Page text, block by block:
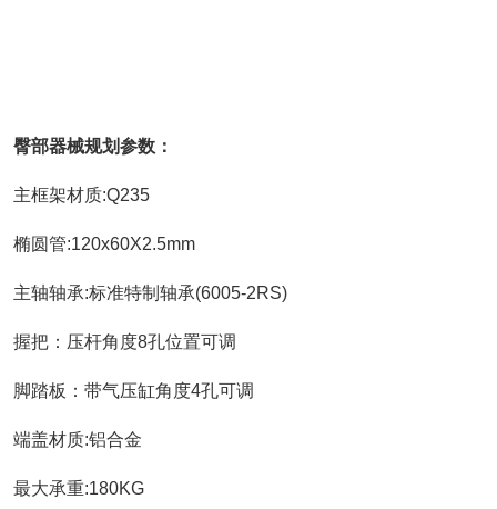
臀部器械规划参数：
主框架材质:Q235
椭圆管:120x60X2.5mm
主轴轴承:标准特制轴承(6005-2RS)
握把：压杆角度8孔位置可调
脚踏板：带气压缸角度4孔可调
端盖材质:铝合金
最大承重:180KG